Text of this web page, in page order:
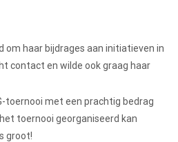
om haar bijdrages aan initiatieven in
contact en wilde ook graag haar
toernooi met een prachtig bedrag
toernooi georganiseerd kan
groot!